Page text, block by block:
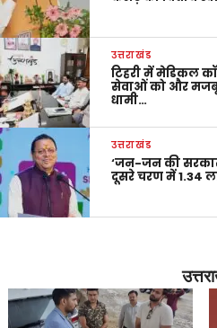
उत्तराखंड
टिहरी में मेडिकल
सेवाओं को और
धामी…
उत्तराखंड
‘जन-जन की
दूसरे चरण में 1.34